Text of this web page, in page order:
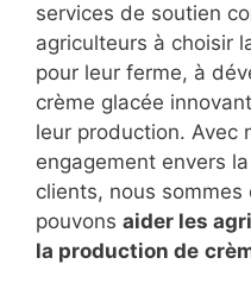
services de soutien
agriculteurs à choisir
pour leur ferme, à
crème glacée
leur production. Avec
engagement envers
clients, nous sommes
pouvons aider les
la production de